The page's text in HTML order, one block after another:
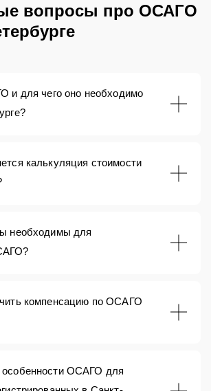
вопросы про ОСАГО
и для чего оно необходимо
калькуляция стоимости
необходимы для
компенсацию по ОСАГО
ОСАГО для